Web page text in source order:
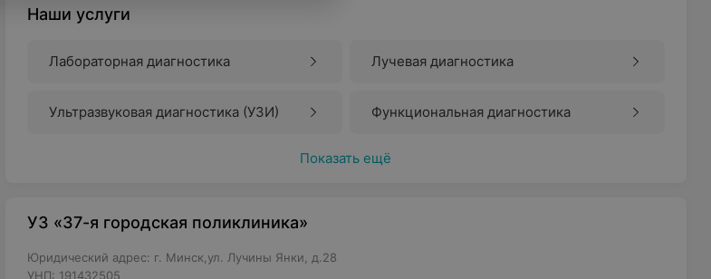
Наши услуги
Лабораторная диагностика Лучевая диагностика
Ультразвуковая диагностика (УЗИ) Функциональная диагностика
Показать ещё
УЗ «37-я городская поликлиника»
Юридический адрес: г. Минск,ул. Лучины Янки, д.28
УНП: 191432505